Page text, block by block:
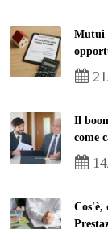
Mutui
Il
come
Cos'è,